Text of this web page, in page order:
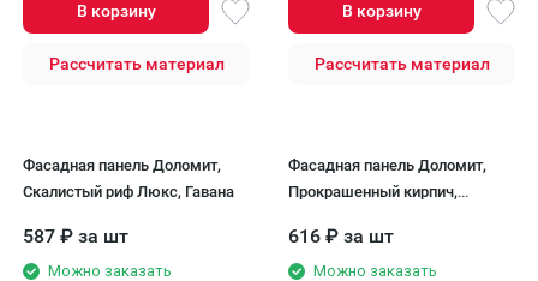
В корзину
Рассчитать материал
В корзину
Рассчитать материал
Фасадная панель Доломит,
Скалистый риф Люкс, Гавана
587 ₽ за шт
Можно заказать
Фасадная панель Доломит,
Прокрашенный кирпич,
616 ₽ за шт
Можно заказать